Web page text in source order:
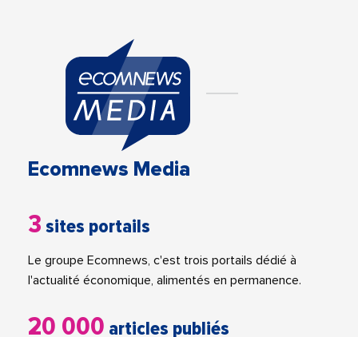
Ecomnews Media
3 sites portails
Le groupe Ecomnews, c'est trois portails dédié à
l'actualité économique, alimentés en permanence.
20 000 articles publiés